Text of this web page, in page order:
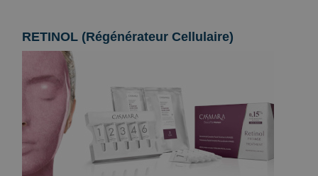
RETINOL (Régénérateur Cellulaire)